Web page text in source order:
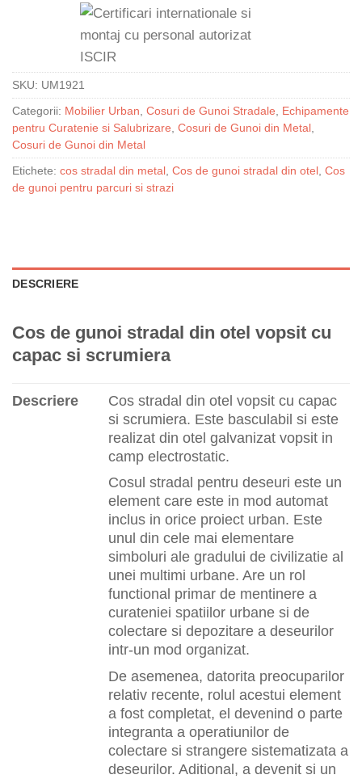
SKU: UM1921
Categorii: Mobilier Urban Cosuri de Gunoi Stradale
Echipamente
pentru Curatenie si Salubrizare Cosuri de Gunoi din Metal
Cosuri de Gunoi din Metal
Etichete: cos stradal din metal Cos de gunoi stradal din otel Cos
de gunoi pentru parcuri si strazi
DESCRIERE
Cos de gunoi stradal din otel vopsit cu
capac si scrumiera
Descriere
Cos stradal din otel vopsit cu capac
si scrumiera. Este basculabil si este
realizat din otel galvanizat vopsit in
camp electrostatic.
Cosul stradal pentru deseuri este un
element care este in mod automat
inclus in orice proiect urban. Este
unul din cele mai elementare
simboluri ale gradului de civilizatie al
unei multimi urbane. Are un rol
functional primar de mentinere a
curateniei spatiilor urbane si de
colectare si depozitare a deseurilor
intr-un mod organizat.
De asemenea, datorita preocuparilor
relativ recente, rolul acestui element
a fost completat, el devenind o parte
integranta a operatiunilor de
colectare si strangere sistematizata a
deseurilor. Aditional, a devenit si un